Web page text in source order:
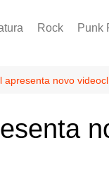
Rock
Hard Rock
Punk
apresenta novo